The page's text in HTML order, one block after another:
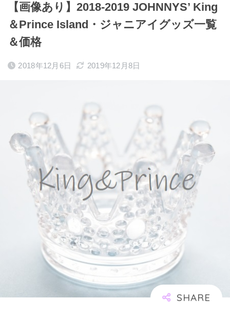
【画像あり】2018-2019 JOHNNYS’ King
＆Prince Island・ジャニアイグッズ一覧
＆価格
2018年12月6日 2019年12月8日